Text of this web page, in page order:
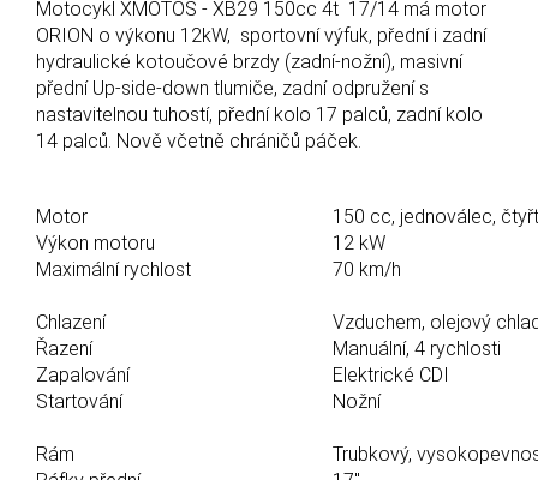
Motocykl XMOTOS - XB29 150cc 4t 17/14 má motor
ORION o výkonu 12kW, sportovní výfuk, přední i zadní
hydraulické kotoučové brzdy (zadní-nožní), masivní
přední Up-side-down tlumiče, zadní odpružení s
nastavitelnou tuhostí, přední kolo 17 palců, zadní kolo
14 palců. Nově včetně chráničů páček.
Motor
150 cc, jednoválec,
Výkon motoru
12 kW
Maximální rychlost
70 km/h
Chlazení
Vzduchem, olejový
Řazení
Manuální, 4 rychlosti
Zapalování
Elektrické CDI
Startování
Nožní
Rám
Trubkový,